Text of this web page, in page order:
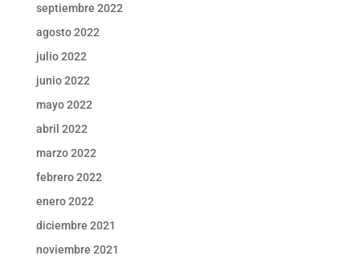
septiembre 2022
agosto 2022
julio 2022
junio 2022
mayo 2022
abril 2022
marzo 2022
febrero 2022
enero 2022
diciembre 2021
noviembre 2021